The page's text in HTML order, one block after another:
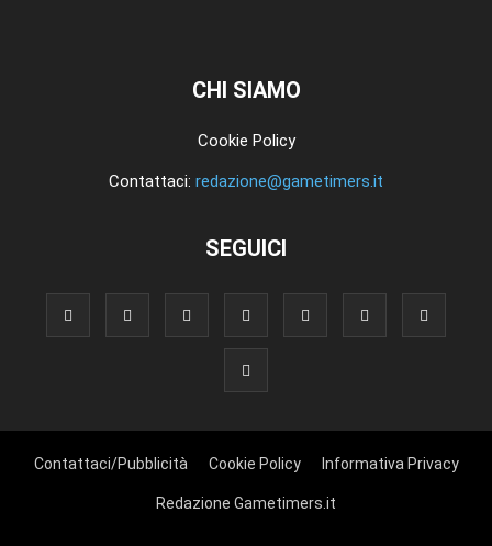
CHI SIAMO
Cookie Policy
Contattaci: redazione@gametimers.it
SEGUICI
Contattaci/Pubblicità Cookie Policy Informativa Privacy
Redazione Gametimers.it